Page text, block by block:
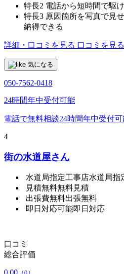
特長2 電話から短時間で駆
特長3 原因箇所を写真で見
納得できる
詳細・口コミを見る 口コミを見る
気になる
050-7562-0418
24時間年中受付可能
電話で無料相談24時間年中受付
4
街の水道屋さん
水道局指定工事店水道局指
見積無料無料見積
出張費無料出張無料
即日対応可能即日対応
口コミ
総合評価